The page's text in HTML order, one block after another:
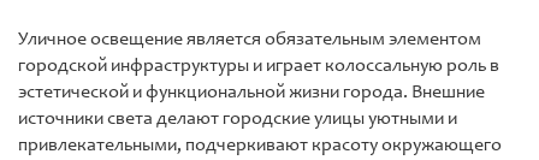
Уличное освещение является обязательным элементом
городской инфраструктуры и играет колоссальную роль в
эстетической и функциональной жизни города. Внешние
источники света делают городские улицы уютными и
привлекательными, подчеркивают красоту окружающего